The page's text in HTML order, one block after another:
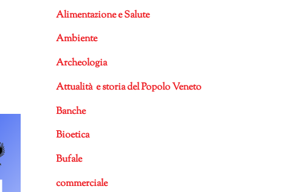
Alimentazione e Salute
Ambiente
Archeologia
Attualità e storia del Popolo Veneto
Banche
Bioetica
Bufale
commerciale